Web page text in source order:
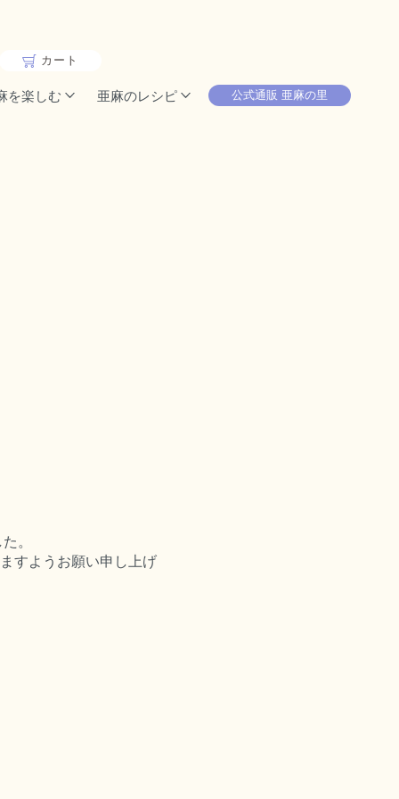
カート
を楽しむ 亜麻のレシピ 公式通販 亜麻の里
。
すようお願い申し上げ